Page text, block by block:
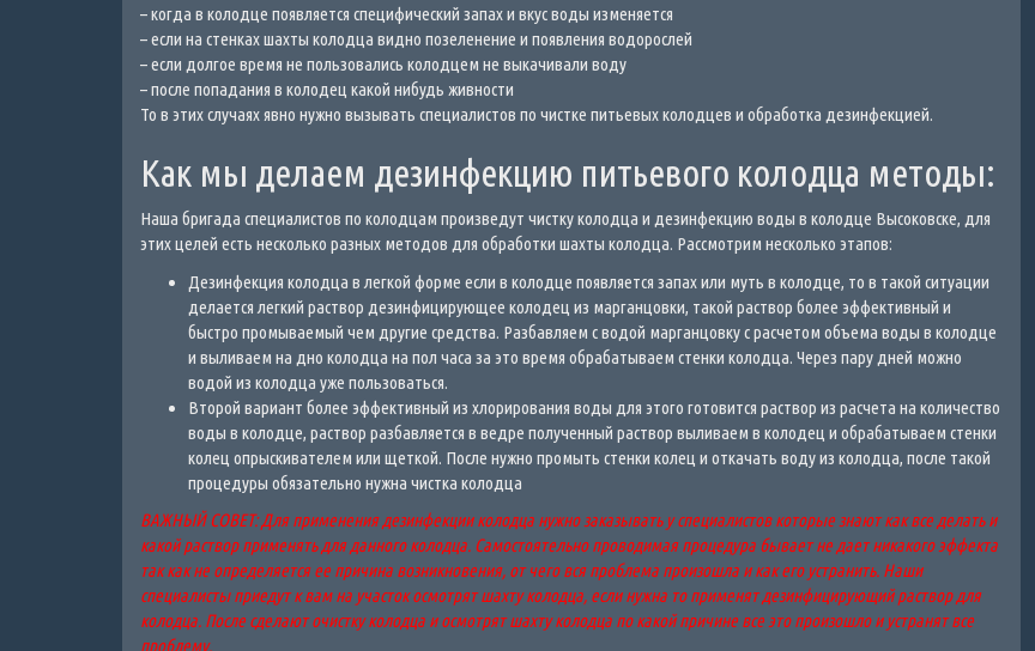
– когда в колодце появляется специфический запах и вкус воды изменяется
– если на стенках шахты колодца видно позеленение и появления водорослей
– если долгое время не пользовались колодцем не выкачивали воду
– после попадания в колодец какой нибудь живности
То в этих случаях явно нужно вызывать специалистов по чистке питьевых колодцев и обработка дезинфекцией.
Как мы делаем дезинфекцию питьевого колодца методы:
Наша бригада специалистов по колодцам произведут чистку колодца и дезинфекцию воды в колодце Высоковске, для
этих целей есть несколько разных методов для обработки шахты колодца. Рассмотрим несколько этапов:
Дезинфекция колодца в легкой форме если в колодце появляется запах или муть в колодце, то в такой ситуации
делается легкий раствор дезинфицирующее колодец из марганцовки, такой раствор более эффективный и
быстро промываемый чем другие средства. Разбавляем с водой марганцовку с расчетом объема воды в колодце
и выливаем на дно колодца на пол часа за это время обрабатываем стенки колодца. Через пару дней можно
водой из колодца уже пользоваться.
Второй вариант более эффективный из хлорирования воды для этого готовится раствор из расчета на количество
воды в колодце, раствор разбавляется в ведре полученный раствор выливаем в колодец и обрабатываем стенки
колец опрыскивателем или щеткой. После нужно промыть стенки колец и откачать воду из колодца, после такой
процедуры обязательно нужна чистка колодца
ВАЖНЫЙ СОВЕТ: Для применения дезинфекции колодца нужно заказывать у специалистов которые знают как все делать и
какой раствор применять для данного колодца. Самостоятельно проводимая процедура бывает не дает никакого эффекта
так как не определяется ее причина возникновения, от чего вся проблема произошла и как его устранить. Наши
специалисты приедут к вам на участок осмотрят шахту колодца, если нужна то применят дезинфицирующий раствор для
колодца. После сделают очистку колодца и осмотрят шахту колодца по какой причине все это произошло и устранят все
проблему.